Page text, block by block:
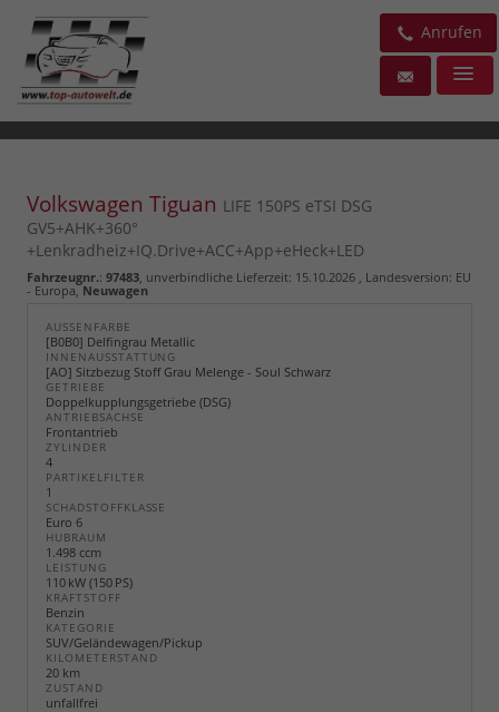
Anrufen
Volkswagen Tiguan LIFE 150PS eTSI DSG
GV5+AHK+360°
+Lenkradheiz+IQ.Drive+ACC+App+eHeck+LED
Fahrzeugnr.: 97483 , unverbindliche Lieferzeit: 15.10.2026 , Landesversion: EU
- Europa,Neuwagen
AUSSENFARBE
[B0B0] Delfingrau Metallic
INNENAUSSTATTUNG
[AO] Sitzbezug Stoff Grau Melenge - Soul Schwarz
GETRIEBE
Doppelkupplungsgetriebe (DSG)
ANTRIEBSACHSE
Frontantrieb
ZYLINDER
4
PARTIKELFILTER
1
SCHADSTOFFKLASSE
Euro 6
HUBRAUM
1.498 ccm
LEISTUNG
110 kW (150 PS)
KRAFTSTOFF
Benzin
KATEGORIE
SUV/Geländewagen/Pickup
KILOMETERSTAND
20 km
ZUSTAND
unfallfrei